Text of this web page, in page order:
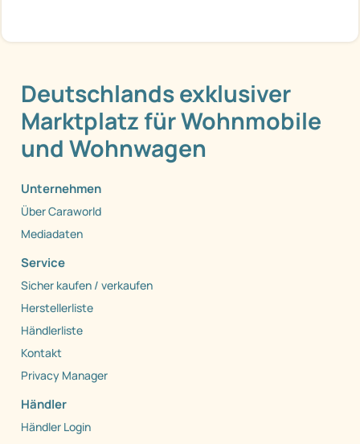
Deutschlands exklusiver
Marktplatz für Wohnmobile
und Wohnwagen
Unternehmen
Über Caraworld
Mediadaten
Service
Sicher kaufen / verkaufen
Herstellerliste
Händlerliste
Kontakt
Privacy Manager
Händler
Händler Login